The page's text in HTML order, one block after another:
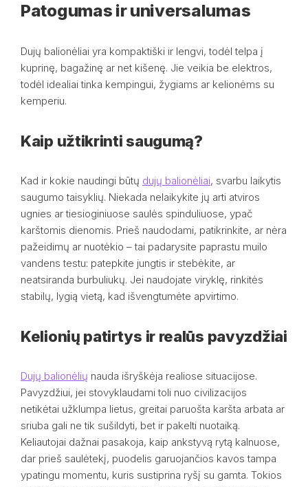
Patogumas ir universalumas
Dujų balionėliai yra kompaktiški ir lengvi, todėl telpa į
kuprinę, bagažinę ar net kišenę. Jie veikia be elektros,
todėl idealiai tinka kempingui, žygiams ar kelionėms su
kemperiu.
Kaip užtikrinti saugumą?
Kad ir kokie naudingi būtų dujų balionėliai, svarbu laikytis
saugumo taisyklių. Niekada nelaikykite jų arti atviros
ugnies ar tiesioginiuose saulės spinduliuose, ypač
karštomis dienomis. Prieš naudodami, patikrinkite, ar nėra
pažeidimų ar nuotėkio – tai padarysite paprastu muilo
vandens testu: patepkite jungtis ir stebėkite, ar
neatsiranda burbuliukų. Jei naudojate viryklę, rinkitės
stabilų, lygią vietą, kad išvengtumėte apvirtimo.
Kelionių patirtys ir realūs pavyzdžiai
Dujų balionėlių nauda išryškėja realiose situacijose.
Pavyzdžiui, jei stovyklaudami toli nuo civilizacijos
netikėtai užklumpa lietus, greitai paruošta karšta arbata ar
sriuba gali ne tik sušildyti, bet ir pakelti nuotaiką.
Keliautojai dažnai pasakoja, kaip ankstyvą rytą kalnuose,
dar prieš saulėtekį, puodelis garuojančios kavos tampa
ypatingu momentu, kuris sustiprina ryšį su gamta. Tokios